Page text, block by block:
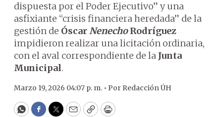
dispuesta por el Poder Ejecutivo” y una
asfixiante “crisis financiera heredada” de la
gestión de ÓscarNenechoRodríguez
impidieron realizar una licitación ordinaria,
con el aval correspondiente de la Junta
Municipal.
Marzo 19, 2026 04:07 p. m. • Por Redacción ÚH
WhatsApp
Facebook
Twitter
EmailCopyPrint